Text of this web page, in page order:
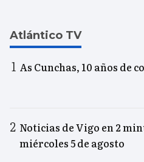
Atlántico TV
As Cunchas, 10 años de
Noticias de Vigo en 2
miércoles 5 de agosto